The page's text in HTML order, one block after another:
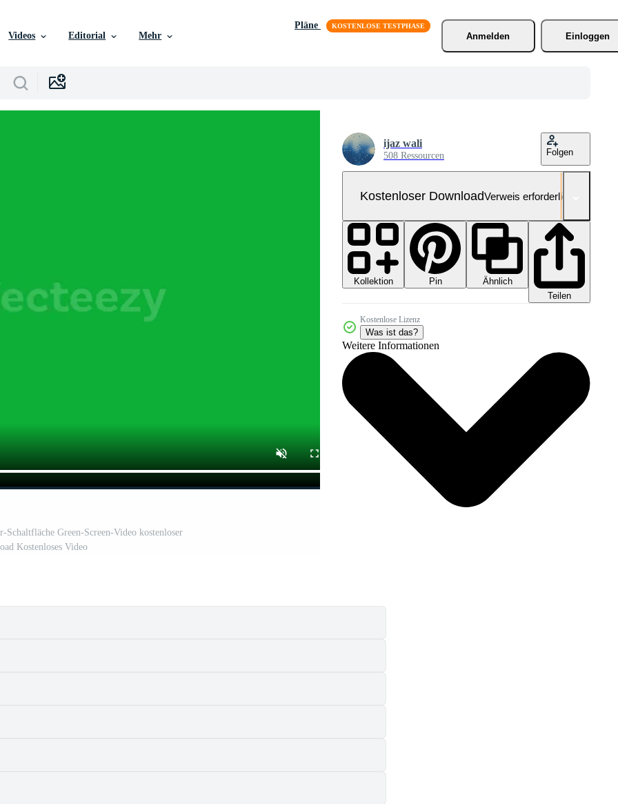
Videos Editorial Mehr
Pläne
Anmelden
Einloggen
Green-Screen-Video kostenloser
Kostenloses Video
ijaz wali
508 Ressourcen Folgen
Kostenloser DownloadVerweis erforderlich
Kollektion Pin
Ähnlich
Teilen
Kostenlose Lizenz
Was ist das?
Weitere Informationen